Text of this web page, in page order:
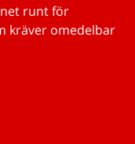
runt för
kräver omedelbar